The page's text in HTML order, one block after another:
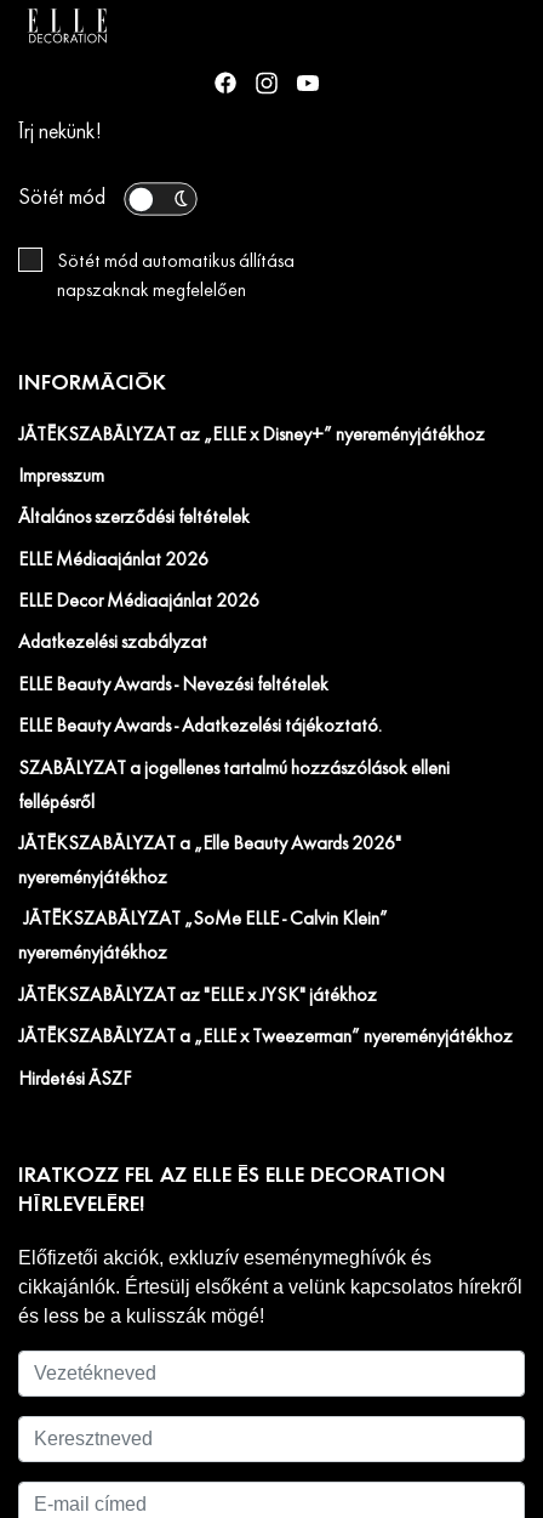
Írj nekünk!
Sötét mód
Sötét mód automatikus állítása
napszaknak megfelelően
INFORMÁCIÓK
JÁTÉKSZABÁLYZAT az „ELLE x Disney+” nyereményjátékhoz
Impresszum
Általános szerződési feltételek
ELLE Médiaajánlat 2026
ELLE Decor Médiaajánlat 2026
Adatkezelési szabályzat
ELLE Beauty Awards - Nevezési feltételek
ELLE Beauty Awards - Adatkezelési tájékoztató.
SZABÁLYZAT a jogellenes tartalmú hozzászólások elleni
fellépésről
JÁTÉKSZABÁLYZAT a „Elle Beauty Awards 2026"
nyereményjátékhoz
JÁTÉKSZABÁLYZAT „SoMe ELLE - Calvin Klein”
nyereményjátékhoz
JÁTÉKSZABÁLYZAT az "ELLE x JYSK" játékhoz
JÁTÉKSZABÁLYZAT a „ELLE x Tweezerman” nyereményjátékhoz
Hirdetési ÁSZF
IRATKOZZ FEL AZ ELLE ÉS ELLE DECORATION
HÍRLEVELÉRE!
Előfizetői akciók, exkluzív eseménymeghívók és
cikkajánlók. Értesülj elsőként a velünk kapcsolatos hírekről
és less be a kulisszák mögé!